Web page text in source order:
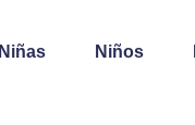
Niñas Niños